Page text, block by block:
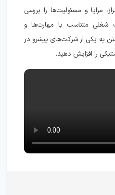
مزایا و مسئولیت‌ها را بررسی
شغلی متناسب با مهارت‌ها و
به یکی از شرکت‌های پیشرو در
را افزایش دهید.